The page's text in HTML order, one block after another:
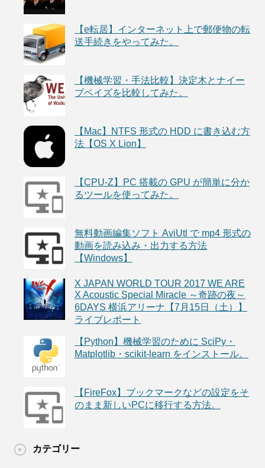
【e転居】インターネット上で郵便物の転
送手続きをやってみた。
【機械学習・手法比較】決定木とナイー
ブベイズを比較してみた。
【Mac】NTFS 形式の HDD に書き込む方
法【OS X Lion】
【CPU-Z】PC 搭載の GPU が簡単に分か
るツールを使ってみた。
無料動画編集ソフト AviUtl で mp4 形式の
動画を読み込み・出力する方法
【Windows】
X JAPAN WORLD TOUR 2017 WE ARE
X Acoustic Special Miracle ～奇跡の夜～
6DAYS 横浜アリーナ【7月15日（土）】
ライブレポート
【Python】機械学習のために SciPy・
Matplotlib・scikit-learn をインストール。
【FireFox】ブックマークなどの設定をそ
のまま新しいPCに移行する方法。
カテゴリー